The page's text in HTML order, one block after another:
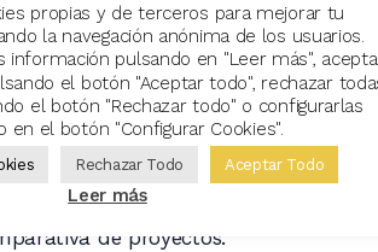
e inteligentes
nuevas funciones y se integra en
de proyectos.
propias y de terceros para mejorar tu
la navegación anónima de los usuarios.
información pulsando en "Leer más",
el botón "Aceptar todo", rechazar
el botón "Rechazar todo" o configurarlas
en el botón "Configurar Cookies".
Rechazar Todo Aceptar Todo
Leer más